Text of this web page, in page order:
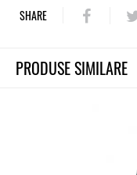
SHARE
PRODUSE SIMILARE